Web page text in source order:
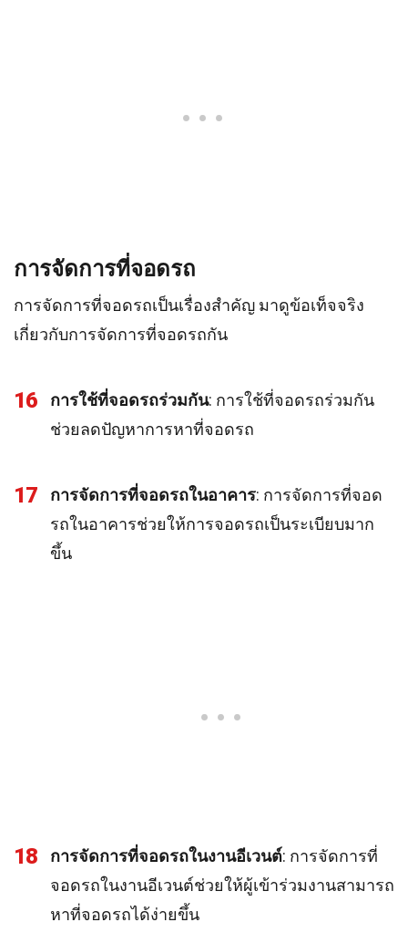
การจัดการที่จอดรถ
การจัดการที่จอดรถเป็นเรื่องสำคัญ มาดูข้อเท็จจริง
เกี่ยวกับการจัดการที่จอดรถกัน
16 การใช้ที่จอดรถร่วมกัน: การใช้ที่จอดรถร่วมกัน
ช่วยลดปัญหาการหาที่จอดรถ
17 การจัดการที่จอดรถในอาคาร: การจัดการที่จอด
รถในอาคารช่วยให้การจอดรถเป็นระเบียบมาก
ขึ้น
18 การจัดการที่จอดรถในงานอีเวนต์: การจัดการที่
จอดรถในงานอีเวนต์ช่วยให้ผู้เข้าร่วมงานสามารถ
หาที่จอดรถได้ง่ายขึ้น